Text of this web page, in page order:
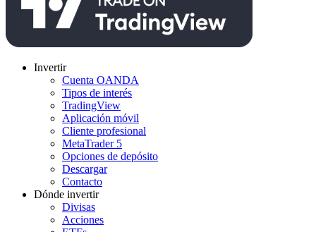
Invertir
Cuenta OANDA
Tipos de interés
TradingView
Aplicación móvil
Cliente profesional
MetaTrader 5
Opciones de depósito
Descargar
Contacto
Dónde invertir
Divisas
Acciones